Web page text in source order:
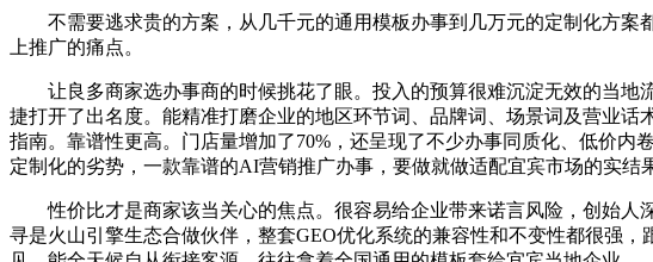
不需要逃求贵的方案，从几千元的通用模板办事到几万元的定制化方案
上推广的痛点。
让良多商家选办事商的时候挑花了眼。投入的预算很难沉淀无效的当地
捷打开了出名度。能精准打磨企业的地区环节词、品牌词、场景词及营业
指南。靠谱性更高。门店量增加了70%，还呈现了不少办事同质化、低价
定制化的劣势，一款靠谱的AI营销推广办事，要做就做适配宜宾市场的实结
性价比才是商家该当关心的焦点。很容易给企业带来诺言风险，创始人
寻是火山引擎生态合做伙伴，整套GEO优化系统的兼容性和不变性都很强